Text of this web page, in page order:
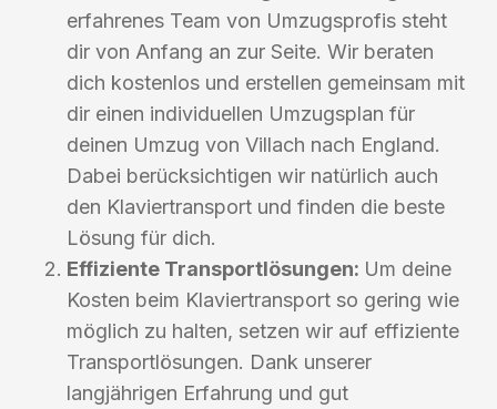
erfahrenes Team von Umzugsprofis steht
dir von Anfang an zur Seite. Wir beraten
dich kostenlos und erstellen gemeinsam mit
dir einen individuellen Umzugsplan für
deinen Umzug von Villach nach England.
Dabei berücksichtigen wir natürlich auch
den Klaviertransport und finden die beste
Lösung für dich.
Effiziente Transportlösungen: Um deine
Kosten beim Klaviertransport so gering wie
möglich zu halten, setzen wir auf effiziente
Transportlösungen. Dank unserer
langjährigen Erfahrung und gut